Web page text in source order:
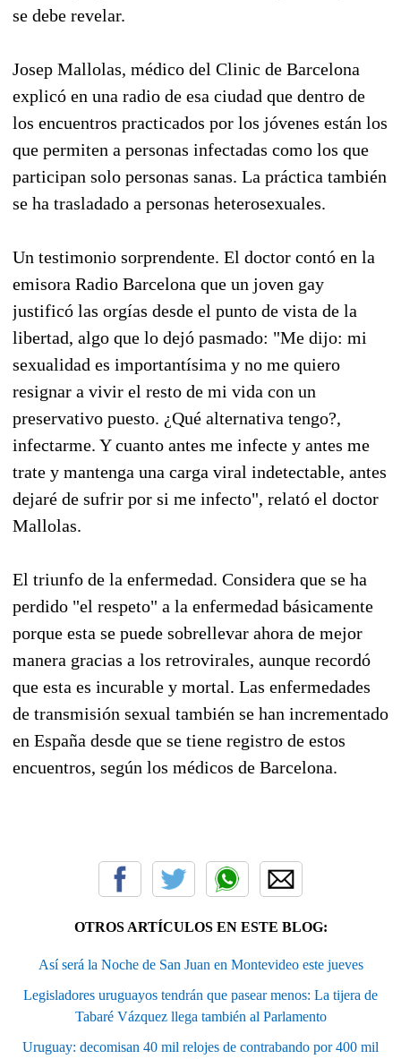
se debe revelar.
Josep Mallolas, médico del Clinic de Barcelona
explicó en una radio de esa ciudad que dentro de
los encuentros practicados por los jóvenes están los
que permiten a personas infectadas como los que
participan solo personas sanas. La práctica también
se ha trasladado a personas heterosexuales.
Un testimonio sorprendente. El doctor contó en la
emisora Radio Barcelona que un joven gay
justificó las orgías desde el punto de vista de la
libertad, algo que lo dejó pasmado: "Me dijo: mi
sexualidad es importantísima y no me quiero
resignar a vivir el resto de mi vida con un
preservativo puesto. ¿Qué alternativa tengo?,
infectarme. Y cuanto antes me infecte y antes me
trate y mantenga una carga viral indetectable, antes
dejaré de sufrir por si me infecto", relató el doctor
Mallolas.
El triunfo de la enfermedad. Considera que se ha
perdido "el respeto" a la enfermedad básicamente
porque esta se puede sobrellevar ahora de mejor
manera gracias a los retrovirales, aunque recordó
que esta es incurable y mortal. Las enfermedades
de transmisión sexual también se han incrementado
en España desde que se tiene registro de estos
encuentros, según los médicos de Barcelona.
OTROS ARTÍCULOS EN ESTE BLOG:
Así será la Noche de San Juan en Montevideo este jueves
Legisladores uruguayos tendrán que pasear menos: La tijera de
Tabaré Vázquez llega también al Parlamento
Uruguay: decomisan 40 mil relojes de contrabando por 400 mil